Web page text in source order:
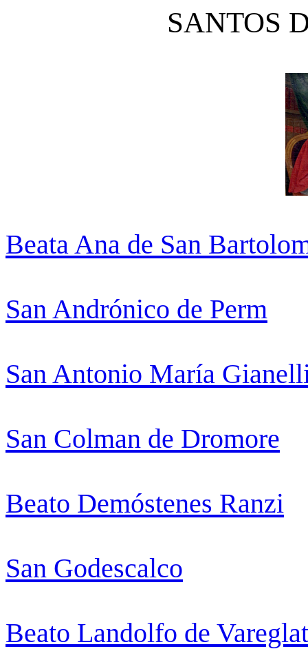
SANTOS
Beata Ana de San
San Andrónico de Perm
San Antonio María
San Colman de Dromore
Beato Demóstenes Ranzi
San Godescalco
Beato Landolfo de